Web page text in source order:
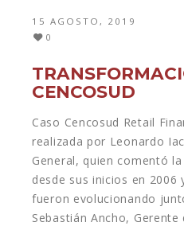
15 AGOSTO, 2019
0
CENCOSUD
Caso Cencosud Retail
realizada por Leonardo
General, quien comentó
desde sus inicios en
fueron evolucionando
Sebastián Ancho,